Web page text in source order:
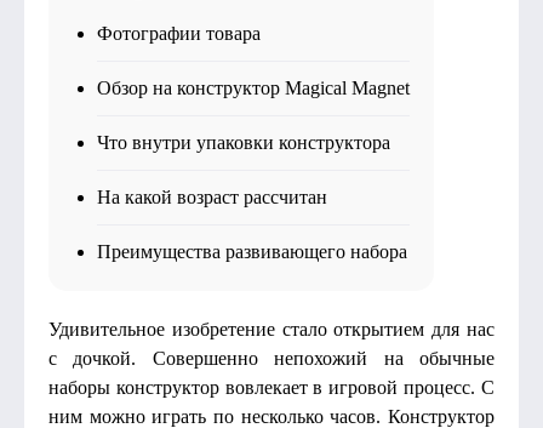
Фотографии товара
Обзор на конструктор Magical Magnet
Что внутри упаковки конструктора
На какой возраст рассчитан
Преимущества развивающего набора
Удивительное изобретение стало открытием для нас
с дочкой. Совершенно непохожий на обычные
наборы конструктор вовлекает в игровой процесс. С
ним можно играть по несколько часов. Конструктор